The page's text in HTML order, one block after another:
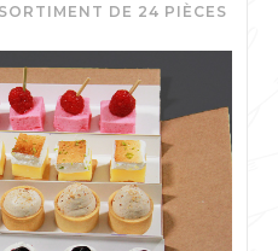
DE 24 PIÈCES